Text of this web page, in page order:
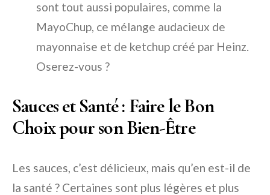
sont tout aussi populaires, comme la
MayoChup, ce mélange audacieux de
mayonnaise et de ketchup créé par Heinz.
Oserez-vous ?
Sauces et Santé : Faire le Bon
Choix pour son Bien-Être
Les sauces, c’est délicieux, mais qu’en est-il de
la santé ? Certaines sont plus légères et plus